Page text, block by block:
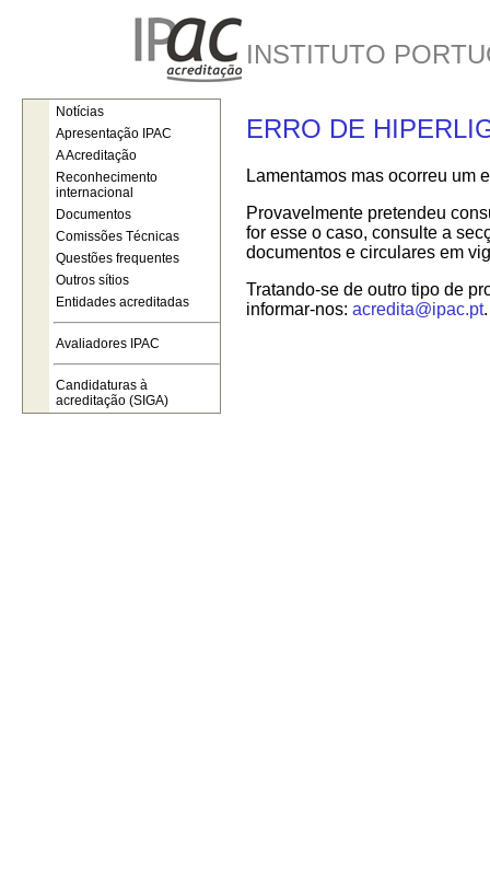
INSTITUTO
ERRO DE
Lamentamos mas ocorreu um
Provavelmente pretendeu
for esse o caso, consulte a
documentos e circulares em
Tratando-se de outro tipo de
informar-nos: acredita@ipac.pt.
Notícias
Apresentação IPAC
A Acreditação
Reconhecimento
internacional
Documentos
Comissões Técnicas
Questões frequentes
Outros sítios
Entidades acreditadas
Avaliadores IPAC
Candidaturas à
acreditação (SIGA)